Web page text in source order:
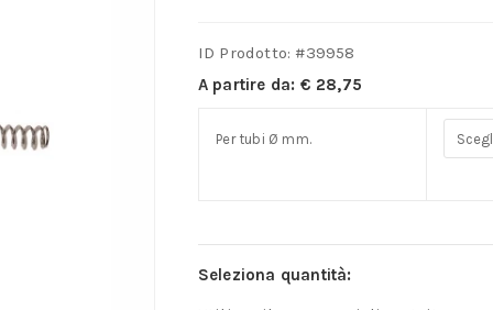
ID Prodotto: #39958
A partire da: € 28,75
Per tubi Ø mm.
Seleziona quantità: